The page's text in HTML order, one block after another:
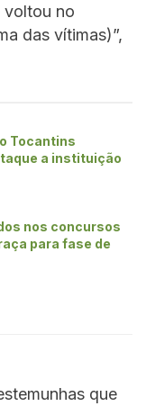
voltou no
das vítimas)”,
Tocantins
a instituição
nos concursos
para fase de
que